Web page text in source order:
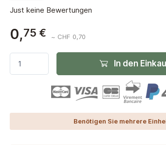
Just keine Bewertungen
0,75 € ~ CHF 0,70
In den
Benötigen Sie mehrere